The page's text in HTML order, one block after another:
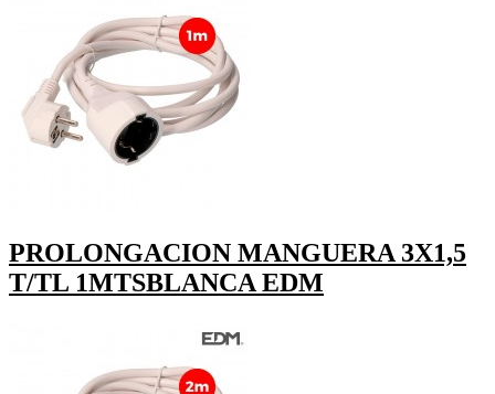
PROLONGACION MANGUERA 3X1,5
T/TL 1MTSBLANCA EDM